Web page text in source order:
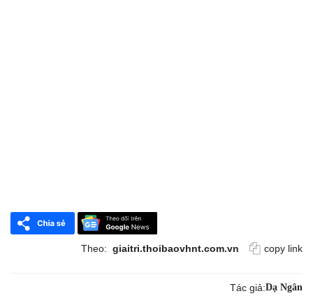
Theo: giaitri.thoibaovhnt.com.vn copy link
Tác giả:Dạ Ngân